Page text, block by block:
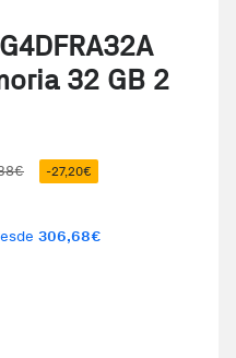
32 GB 2
-27,20€
306,68€